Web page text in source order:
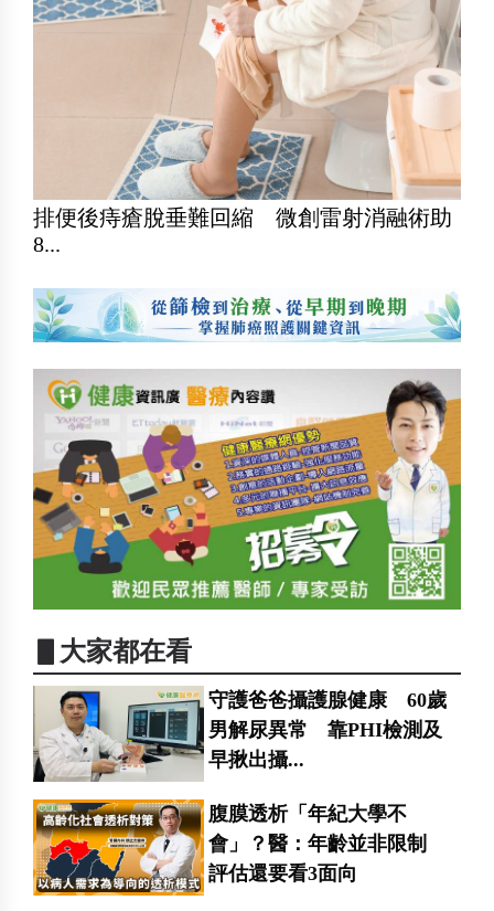
排便後痔瘡脫垂難回縮 微創雷射消融術助
8...
▋大家都在看
守護爸爸攝護腺健康 60歲
男解尿異常 靠PHI檢測及
早揪出攝...
腹膜透析「年紀大學不
會」？醫：年齡並非限制
評估還要看3面向